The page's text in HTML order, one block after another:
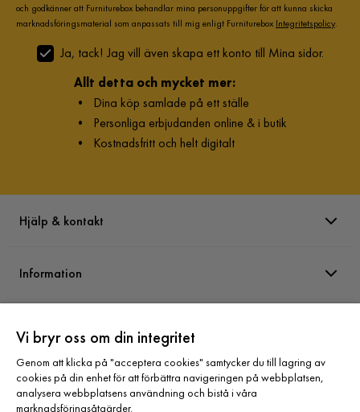
och godkänner att Furniturebox behandlar mina personuppgifter för att kunna skicka
marknadsföringsmaterial som anpassats till mig enligt Furniturebox Integritetspolicy.
Ja, tack! Jag vill även skapa ett konto till Mina sidor.
Allt detta och mycket mer:
• Dina köp samlade på ett ställe
• Personliga erbjudanden online & i butik
• Kostnadsfritt och helt digitalt
Hjälp & kontakt
Information
Sortiment
Vi bryr oss om din integritet
Genom att klicka på "acceptera cookies" samtycker du till lagring av
cookies på din enhet för att förbättra navigeringen på webbplatsen,
analysera webbplatsens användning och bistå i våra
marknadsföringsåtgärder.